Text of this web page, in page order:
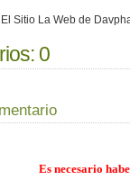
El Sitio La Web de
0
Es necesario